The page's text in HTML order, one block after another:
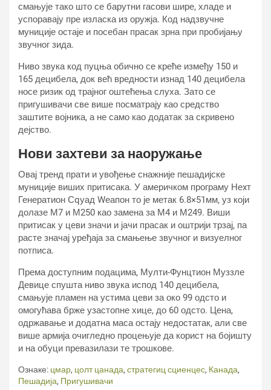
смањује тако што се барутни гасови шире, хладе и
успоравају пре изласка из оружја. Код надзвучне
муниције остаје и посебан прасак зрна при пробијању
звучног зида.
Ниво звука код пуцња обично се креће између 150 и
165 децибела, док већ вредности изнад 140 децибела
носе ризик од трајног оштећења слуха. Зато се
пригушивачи све више посматрају као средство
заштите војника, а не само као додатак за скривено
дејство.
Нови захтеви за наоружање
Овај тренд прати и увођење снажније пешадијске
муниције виших притисака. У америчком програму Неxт
Генератион Сqуад Wеапон то је метак 6.8×51мм, уз који
долазе М7 и М250 као замена за М4 и М249. Виши
притисак у цеви значи и јачи прасак и оштрији трзај, па
расте значај уређаја за смањење звучног и визуелног
потписа.
Према доступним подацима, Мулти-Фунцтион Муззле
Девице спушта ниво звука испод 140 децибела,
смањује пламен на устима цеви за око 99 одсто и
омогућава брже узастопне хице, до 60 одсто. Цена,
одржавање и додатна маса остају недостатак, али све
више армија очигледно процењује да корист на бојишту
и на обуци превазилази те трошкове.
Ознаке: цмар, цолт цанада, стратегиц сциенцес, Канада,
Пешадија, Пригушивачи